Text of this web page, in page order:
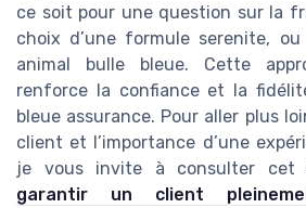
ce soit pour une question sur la
choix d’une formule serenite, ou
animal bulle bleue. Cette
renforce la confiance et la
bleue assurance. Pour aller plus
client et l’importance d’une
je vous invite à consulter cet
garantir un client